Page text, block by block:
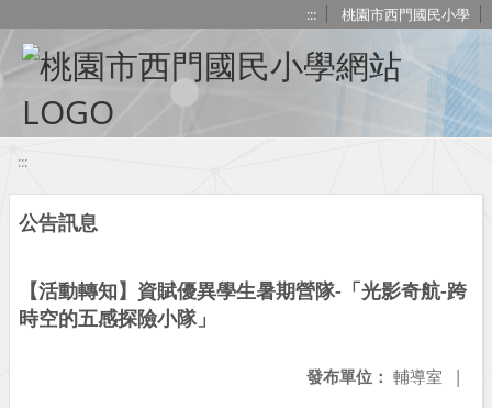
::: 桃園市西門國民小學
:::
公告訊息
【活動轉知】資賦優異學生暑期營隊-「光影奇航-跨
時空的五感探險小隊」
發布單位： 輔導室 |